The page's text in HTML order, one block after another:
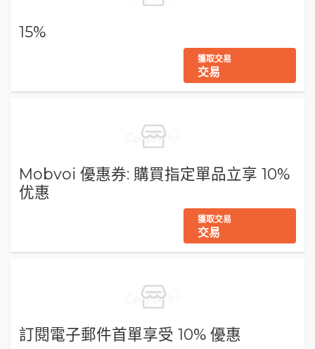
15%
獲取交易
交易
Mobvoi 優惠券: 購買指定單品立享 10%
优惠
獲取交易
交易
訂閱電子郵件首單享受 10% 優惠